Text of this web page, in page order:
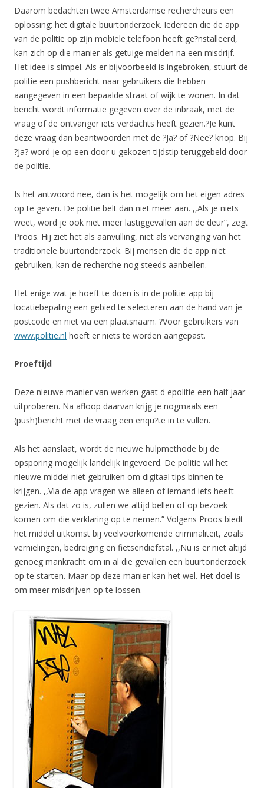
Daarom bedachten twee Amsterdamse rechercheurs een
oplossing: het digitale buurtonderzoek. Iedereen die de app
van de politie op zijn mobiele telefoon heeft ge?nstalleerd,
kan zich op die manier als getuige melden na een misdrijf.
Het idee is simpel. Als er bijvoorbeeld is ingebroken, stuurt de
politie een pushbericht naar gebruikers die hebben
aangegeven in een bepaalde straat of wijk te wonen. In dat
bericht wordt informatie gegeven over de inbraak, met de
vraag of de ontvanger iets verdachts heeft gezien.?Je kunt
deze vraag dan beantwoorden met de ?Ja? of ?Nee? knop. Bij
?Ja? word je op een door u gekozen tijdstip teruggebeld door
de politie.
Is het antwoord nee, dan is het mogelijk om het eigen adres
op te geven. De politie belt dan niet meer aan. ,,Als je niets
weet, word je ook niet meer lastiggevallen aan de deur”, zegt
Proos. Hij ziet het als aanvulling, niet als vervanging van het
traditionele buurtonderzoek. Bij mensen die de app niet
gebruiken, kan de recherche nog steeds aanbellen.
Het enige wat je hoeft te doen is in de politie-app bij
locatiebepaling een gebied te selecteren aan de hand van je
postcode en niet via een plaatsnaam. ?Voor gebruikers van
www.politie.nl hoeft er niets te worden aangepast.
Proeftijd
Deze nieuwe manier van werken gaat d epolitie een half jaar
uitproberen. Na afloop daarvan krijg je nogmaals een
(push)bericht met de vraag een enqu?te in te vullen.
Als het aanslaat, wordt de nieuwe hulpmethode bij de
opsporing mogelijk landelijk ingevoerd. De politie wil het
nieuwe middel niet gebruiken om digitaal tips binnen te
krijgen. ,,Via de app vragen we alleen of iemand iets heeft
gezien. Als dat zo is, zullen we altijd bellen of op bezoek
komen om die verklaring op te nemen.” Volgens Proos biedt
het middel uitkomst bij veelvoorkomende criminaliteit, zoals
vernielingen, bedreiging en fietsendiefstal. ,,Nu is er niet altijd
genoeg mankracht om in al die gevallen een buurtonderzoek
op te starten. Maar op deze manier kan het wel. Het doel is
om meer misdrijven op te lossen.